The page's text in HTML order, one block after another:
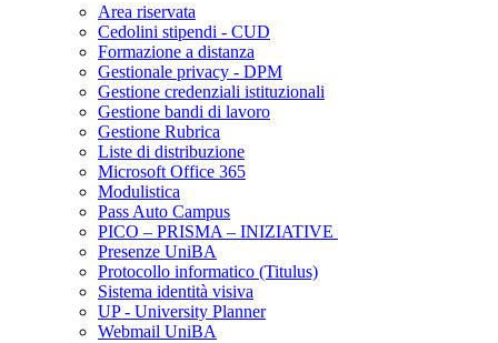
Area riservata
Cedolini stipendi - CUD
Formazione a distanza
Gestionale privacy - DPM
Gestione credenziali istituzionali
Gestione bandi di lavoro
Gestione Rubrica
Liste di distribuzione
Microsoft Office 365
Modulistica
Pass Auto Campus
PICO – PRISMA – INIZIATIVE
Presenze UniBA
Protocollo informatico (Titulus)
Sistema identità visiva
UP - University Planner
Webmail UniBA